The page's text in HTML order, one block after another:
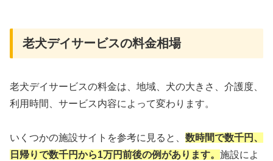
老犬デイサービスの料金相場
老犬デイサービスの料金は、地域、犬の大きさ、介護度、
利用時間、サービス内容によって変わります。
いくつかの施設サイトを参考に見ると、 数時間で数千円、
日帰りで数千円から1万円前後の例があります。 施設によ